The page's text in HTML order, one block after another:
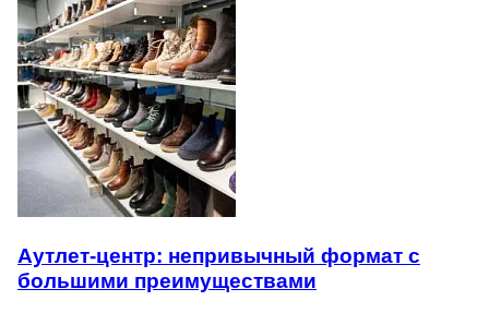
Аутлет-центр: непривычный формат с
большими преимуществами